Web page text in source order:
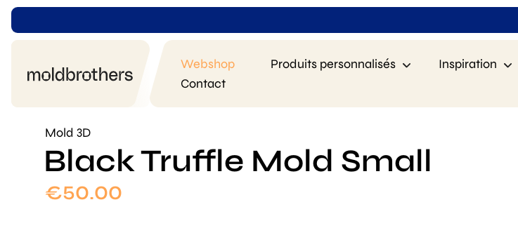
Webshop Produits personnalisés Inspiration
Contact
Mold 3D
Black Truffle Mold Small
€50.00